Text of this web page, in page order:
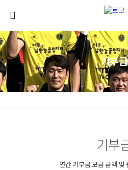
기부금
기부
연간 기부금 모금 금액 및